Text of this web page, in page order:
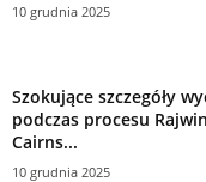
10 grudnia 2025
Szokujące szczegóły
podczas procesu
Cairns...
10 grudnia 2025